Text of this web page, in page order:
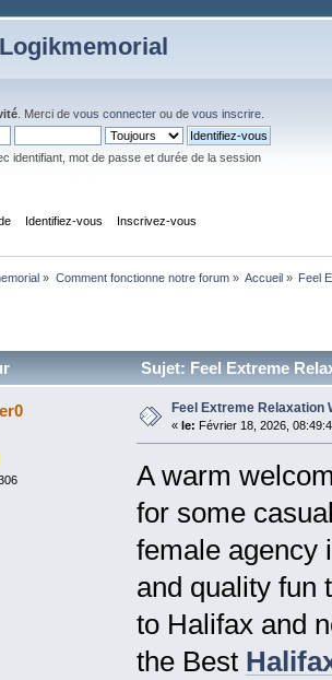
. Merci de vous connecter ou de vous inscrire
identifiant, mot de passe et durée de la session
Identifiez-vous Inscrivez-vous
» Comment fonctionne notre forum» Accueil» Feel
Sujet: Feel Extreme
Feel Extreme Relaxation
« le: Février 18, 2026,
A warm
for some
female agency
and quality fun
to Halifax and
the Best